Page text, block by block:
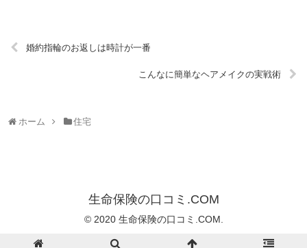
婚約指輪のお返しは時計が一番
こんなに簡単なヘアメイクの実戦術
ホーム 住宅
生命保険の口コミ.COM
© 2020 生命保険の口コミ.COM.